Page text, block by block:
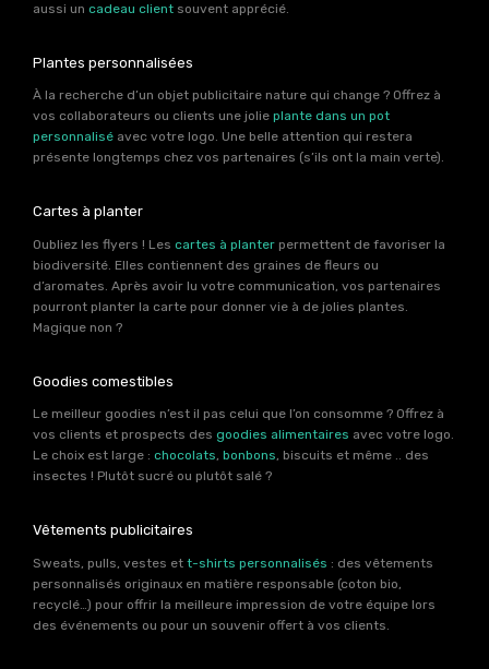
aussi un cadeau client souvent apprécié.
Plantes personnalisées
À la recherche d’un objet publicitaire nature qui change ? Offrez à
vos collaborateurs ou clients une jolie plante dans un pot
personnalisé avec votre logo. Une belle attention qui restera
présente longtemps chez vos partenaires (s’ils ont la main verte).
Cartes à planter
Oubliez les flyers ! Les cartes à planter permettent de favoriser la
biodiversité. Elles contiennent des graines de fleurs ou
d’aromates. Après avoir lu votre communication, vos partenaires
pourront planter la carte pour donner vie à de jolies plantes.
Magique non ?
Goodies comestibles
Le meilleur goodies n’est il pas celui que l’on consomme ? Offrez à
vos clients et prospects des goodies alimentaires avec votre logo.
Le choix est large : chocolats, bonbons, biscuits et même .. des
insectes ! Plutôt sucré ou plutôt salé ?
Vêtements publicitaires
Sweats, pulls, vestes et t-shirts personnalisés : des vêtements
personnalisés originaux en matière responsable (coton bio,
recyclé…) pour offrir la meilleure impression de votre équipe lors
des événements ou pour un souvenir offert à vos clients.